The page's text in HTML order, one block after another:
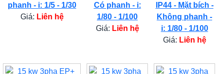
phanh - i: 1/5 - 1/30
Giá: Liên hệ
Có phanh - i:
1/80 - 1/100
Giá: Liên hệ
IP44 - Mặt bích -
Không phanh -
i: 1/80 - 1/100
Giá: Liên hệ